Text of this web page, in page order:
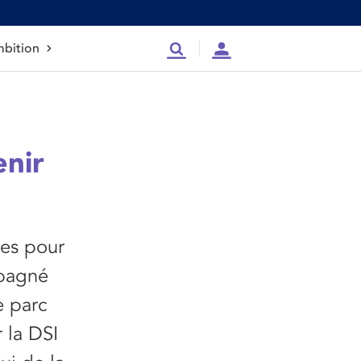
RechercheCompte
pour
parc
DSI